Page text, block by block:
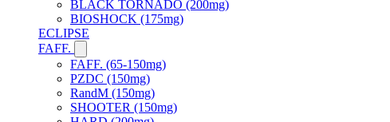
BLACK TORNADO (200mg)
BIOSHOCK (175mg)
ECLIPSE
FAFF.
FAFF. (65-150mg)
PZDC (150mg)
RandM (150mg)
SHOOTER (150mg)